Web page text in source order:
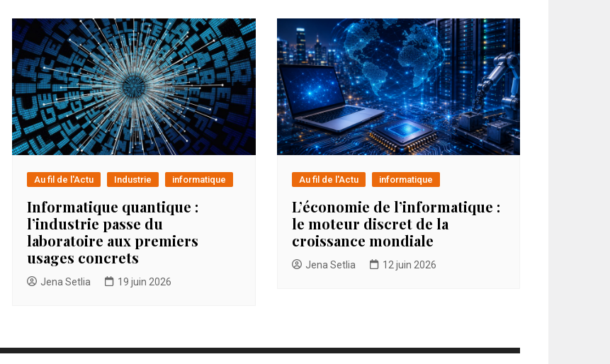
Au fil de l'Actu Industrie informatique
Informatique quantique :
l’industrie passe du
laboratoire aux premiers
usages concrets
Jena Setlia 19 juin 2026
Au fil de l'Actu informatique
L’économie de l’informatique :
le moteur discret de la
croissance mondiale
Jena Setlia 12 juin 2026